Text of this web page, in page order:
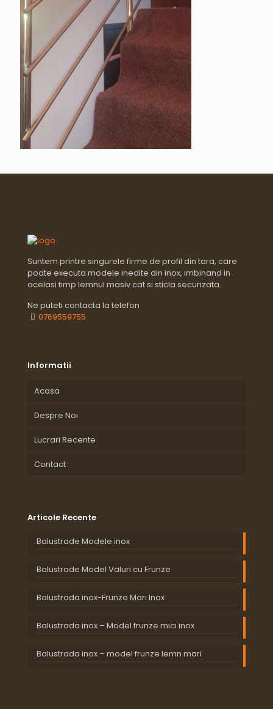
Suntem printre singurele firme de profil din tara, care
poate executa modele inedite din inox, imbinand in
acelasi timp lemnul masiv cat si sticla securizata.
Ne puteti contacta la telefon
0769559755
Informatii
Acasa
Despre Noi
Lucrari Recente
Contact
Articole Recente
Balustrade Modele inox
Balustrade Model Valuri cu Frunze
Balustrada inox-Frunze Mari Inox
Balustrada inox – Model frunze mici inox
Balustrada inox – model frunze lemn mari